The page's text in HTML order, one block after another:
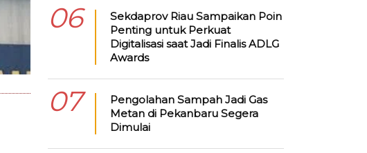
06
Sekdaprov Riau Sampaikan Poin
Penting untuk Perkuat
Digitalisasi saat Jadi Finalis ADLG
Awards
07
Pengolahan Sampah Jadi Gas
Metan di Pekanbaru Segera
Dimulai